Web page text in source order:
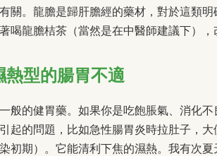
關。龍膽是歸肝膽經的藥材，對於這類
喝龍膽桔茶（當然是在中醫師建議下），
型的腸胃不適
般的健胃藥。如果你是吃飽脹氣、消化
起的問題，比如急性腸胃炎時拉肚子，
初期）。它能清利下焦的濕熱。我有次